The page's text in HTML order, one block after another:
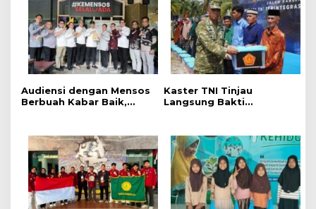
Audiensi dengan Mensos
Berbuah Kabar Baik,
Jalur 2026 dan Resmikan
Sekolah Rakyat di
Kuansing
Kaster TNI Tinjau
Langsung Bakti
Tuanku Tambusai
Perkuat Sinergi untuk
Masyarakat